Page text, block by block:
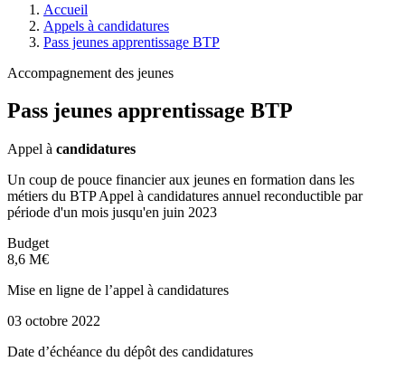
Accueil
Appels à candidatures
Pass jeunes apprentissage BTP
Accompagnement des jeunes
Pass jeunes apprentissage BTP
Appel à candidatures
Un coup de pouce financier aux jeunes en formation dans les
métiers du BTP Appel à candidatures annuel reconductible par
période d'un mois jusqu'en juin 2023
Budget
8,6 M€
Mise en ligne de l’appel à candidatures
03 octobre 2022
Date d’échéance du dépôt des candidatures